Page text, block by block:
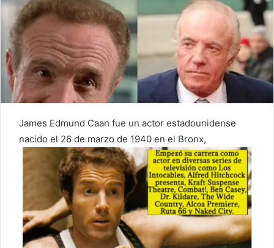
James Edmund Caan fue un actor estadounidense
nacido el 26 de marzo de 1940 en el Bronx,